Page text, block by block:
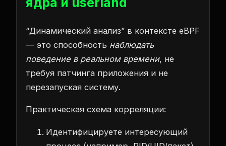
“Динамический анализ” в контексте eBPF
— это способность наблюдать
поведение в реальном времени, не
требуя патчинга приложения и не
перезапуская систему.
Практическая схема корреляции:
Идентифицируете интересующий